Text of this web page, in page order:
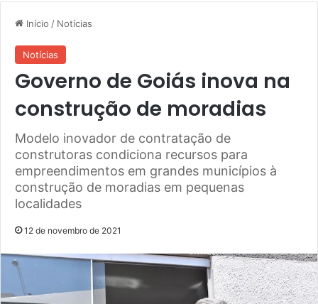
Início / Notícias
Notícias
Governo de Goiás inova na
construção de moradias
Modelo inovador de contratação de
construtoras condiciona recursos para
empreendimentos em grandes municípios à
construção de moradias em pequenas
localidades
12 de novembro de 2021